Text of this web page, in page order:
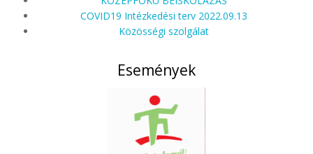
COVID19 Intézkedési terv 2022.09.13
Közösségi szolgálat
Események